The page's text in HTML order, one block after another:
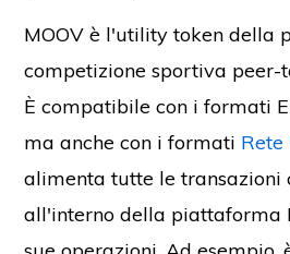
MOOV è l'utility token della
competizione sportiva peer-
È compatibile con i formati
ma anche con i formati Rete
alimenta tutte le transazioni
all'interno della piattaforma